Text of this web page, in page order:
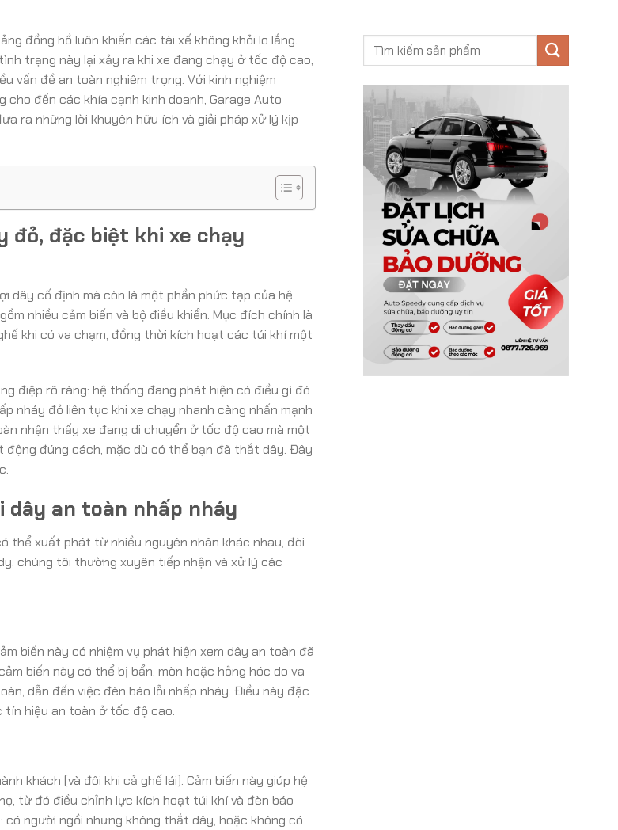
đồng hồ luôn khiến các tài xế không khỏi lo lắng.
trạng này lại xảy ra khi xe đang chạy ở tốc độ cao,
vấn đề an toàn nghiêm trọng. Với kinh nghiệm
đến các khía cạnh kinh doanh, Garage Auto
ra những lời khuyên hữu ích và giải pháp xử lý kịp
đỏ, đặc biệt khi xe chạy
dây cố định mà còn là một phần phức tạp của hệ
nhiều cảm biến và bộ điều khiển. Mục đích chính là
khi có va chạm, đồng thời kích hoạt các túi khí một
điệp rõ ràng: hệ thống đang phát hiện có điều gì đó
nháy đỏ liên tục khi xe chạy nhanh càng nhấn mạnh
nhận thấy xe đang di chuyển ở tốc độ cao mà một
đúng cách, mặc dù có thể bạn đã thắt dây. Đây
dây an toàn nhấp nháy
thể xuất phát từ nhiều nguyên nhân khác nhau, đòi
chúng tôi thường xuyên tiếp nhận và xử lý các
biến này có nhiệm vụ phát hiện xem dây an toàn đã
biến này có thể bị bẩn, mòn hoặc hỏng hóc do va
dẫn đến việc đèn báo lỗi nhấp nháy. Điều này đặc
hiệu an toàn ở tốc độ cao.
khách (và đôi khi cả ghế lái). Cảm biến này giúp hệ
từ đó điều chỉnh lực kích hoạt túi khí và đèn báo
người ngồi nhưng không thắt dây, hoặc không có